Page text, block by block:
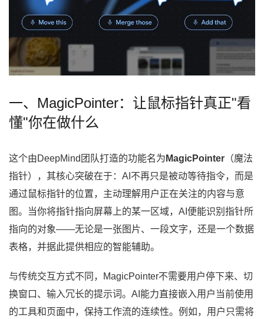
一、MagicPointer：让鼠标指针真正"看
懂"你在做什么
这个由DeepMind团队打造的功能名为 MagicPointer （魔法
指针），其核心突破在于：AI不再只是被动等待指令，而是
通过鼠标指针的位置，主动理解用户正在关注的内容与意
图。当你将指针指向屏幕上的某一区域，AI便能识别指针所
指向的对象——无论是一张图片、一段文字，还是一个数据
表格，并据此提供相应的智能辅助。
与传统交互方式不同，MagicPointer不需要用户停下来、切
换窗口、输入冗长的提示词。AI能力直接嵌入用户当前使用
的工具和页面中，保持工作流的连续性。例如，用户只需将